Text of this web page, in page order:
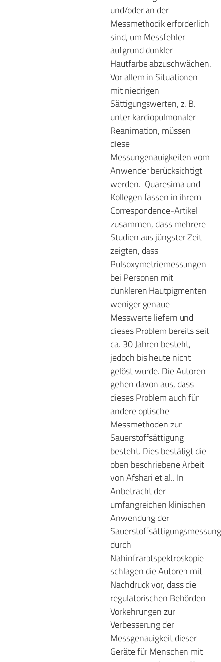
und/oder an der
Messmethodik erforderlich
sind, um Messfehler
aufgrund dunkler
Hautfarbe abzuschwächen.
Vor allem in Situationen
mit niedrigen
Sättigungswerten, z. B.
unter kardiopulmonaler
Reanimation, müssen
diese
Messungenauigkeiten vom
Anwender berücksichtigt
werden. Quaresima und
Kollegen fassen in ihrem
Correspondence-Artikel
zusammen, dass mehrere
Studien aus jüngster Zeit
zeigten, dass
Pulsoxymetriemessungen
bei Personen mit
dunkleren Hautpigmenten
weniger genaue
Messwerte liefern und
dieses Problem bereits seit
ca. 30 Jahren besteht,
jedoch bis heute nicht
gelöst wurde. Die Autoren
gehen davon aus, dass
dieses Problem auch für
andere optische
Messmethoden zur
Sauerstoffsättigung
besteht. Dies bestätigt die
oben beschriebene Arbeit
von Afshari et al.. In
Anbetracht der
umfangreichen klinischen
Anwendung der
Sauerstoffsättigungsmessung
durch
Nahinfrarotspektroskopie
schlagen die Autoren mit
Nachdruck vor, dass die
regulatorischen Behörden
Vorkehrungen zur
Verbesserung der
Messgenauigkeit dieser
Geräte für Menschen mit